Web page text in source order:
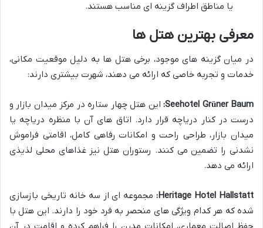
یا مناطق اطراف گزینه ای مناسب هستند.
معرفی بهترین هتل ها
در میان گزینه های موجود، برخی هتل ها به دلیل موقعیت مکانی،
خدمات و تجربه خاصی که ارائه می دهند، شهرت بیشتری دارند:
Seehotel Grüner Baum:این هتل چهار ستاره در مرکز میدان بازار و
درست در کنار دریاچه قرار دارد. اتاق های آن با منظره دریاچه یا
میدان بازار، طراحی راحت و امکانات رفاهی کامل، اقامتی فراموش
نشدنی را تضمین می کنند. رستوران هتل نیز غذاهای محلی لذیذی
ارائه می دهد.
Heritage Hotel Hallstatt:مجموعه ای از سه خانه تاریخی بازسازی
شده که هر کدام ویژگی های منحصر به فرد خود را دارند. این هتل با